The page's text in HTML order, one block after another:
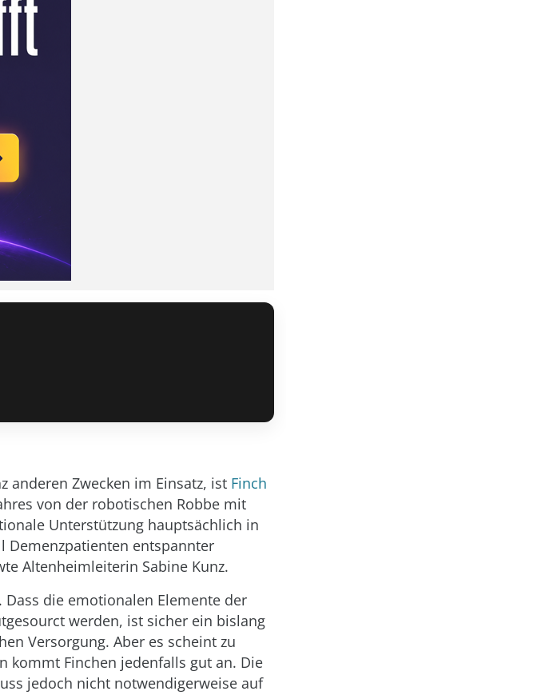
anderen Zwecken im Einsatz, ist Finch
von der robotischen Robbe mit
Unterstützung hauptsächlich in
Demenzpatienten entspannter
Altenheimleiterin Sabine Kunz.
die emotionalen Elemente der
werden, ist sicher ein bislang
Versorgung. Aber es scheint zu
kommt Finchen jedenfalls gut an. Die
jedoch nicht notwendigerweise auf